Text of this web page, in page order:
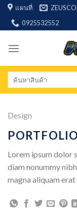
Skip
content
แผนที่
0925532552
Search
Design
Lorem ipsum dolor
diam nonummy
magna aliquam